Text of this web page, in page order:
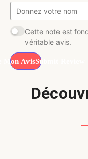
Cette note est
véritable avis.
Submit Review